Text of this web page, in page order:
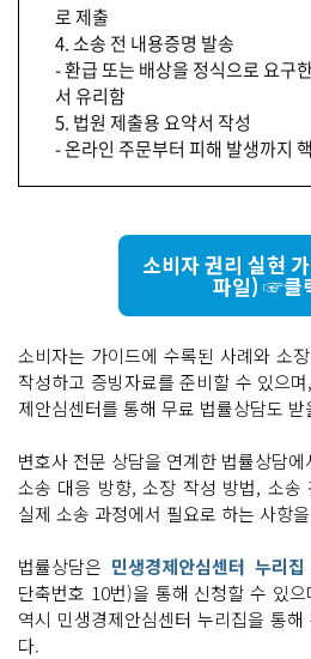
로 제출
4. 소송 전 내용증명 발송
- 환급 또는 배상을 정식으로 요구
서 유리함
5. 법원 제출용 요약서 작성
- 온라인 주문부터 피해 발생까지
소비자 권리 실현
파일) ☞클
소비자는 가이드에 수록된 사례와 소
작성하고 증빙자료를 준비할 수 있으
제안심센터를 통해 무료 법률상담도 받
변호사 전문 상담을 연계한 법률상담
소송 대응 방향, 소장 작성 방법, 소송
실제 소송 과정에서 필요로 하는 사항
법률상담은 민생경제안심센터 누리집
단축번호 10번)을 통해 신청할 수 있
역시 민생경제안심센터 누리집을 통
다.